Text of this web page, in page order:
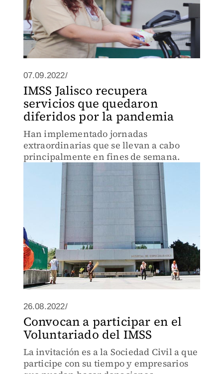
07.09.2022/
IMSS Jalisco recupera
servicios que quedaron
diferidos por la pandemia
Han implementado jornadas
extraordinarias que se llevan a cabo
principalmente en fines de semana.
26.08.2022/
Convocan a participar en el
Voluntariado del IMSS
La invitación es a la Sociedad Civil a que
participe con su tiempo y empresarios